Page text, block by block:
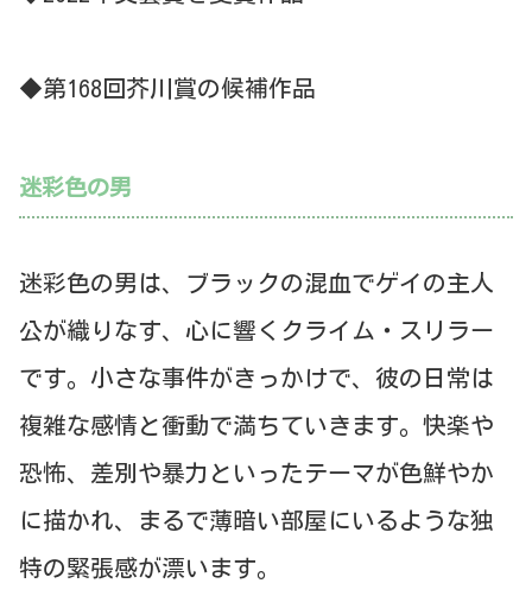
◆第168回芥川賞の候補作品
迷彩色の男
迷彩色の男は、ブラックの混血でゲイの主人
公が織りなす、心に響くクライム・スリラー
です。小さな事件がきっかけで、彼の日常は
複雑な感情と衝動で満ちていきます。快楽や
恐怖、差別や暴力といったテーマが色鮮やか
に描かれ、まるで薄暗い部屋にいるような独
特の緊張感が漂います。